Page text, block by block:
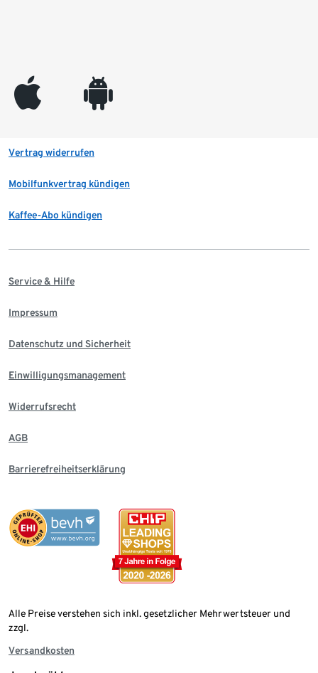
appleinc android
Vertrag widerrufen
Mobilfunkvertrag kündigen
Kaffee-Abo kündigen
Service & Hilfe
Impressum
Datenschutz und Sicherheit
Einwilligungsmanagement
Widerrufsrecht
AGB
Barrierefreiheitserklärung
Alle Preise verstehen sich inkl. gesetzlicher Mehrwertsteuer und
zzgl.
Versandkosten